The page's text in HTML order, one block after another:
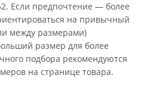
Если предпочтение — более
на привычный
между размерами)
размер для более
подбора рекомендуются
на странице товара.